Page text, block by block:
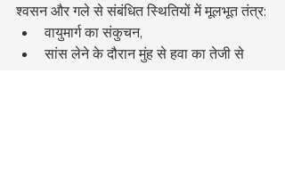
श्वसन और गले से संबंधित स्थितियों में मूलभूत तंत्र:
वायुमार्ग का संकुचन,
सांस लेने के दौरान मुंह से हवा का तेजी से